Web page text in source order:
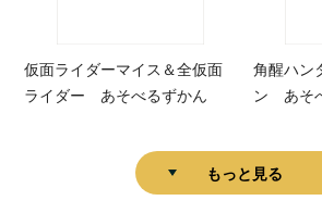
仮面ライダーマイス＆全仮面
ライダー あそべるずかん
角醒ハ
ン あそ
もっと見る